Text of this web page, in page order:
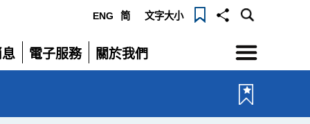
ENG 简 文字大小
電子服務
展
關於我們
展
選
單